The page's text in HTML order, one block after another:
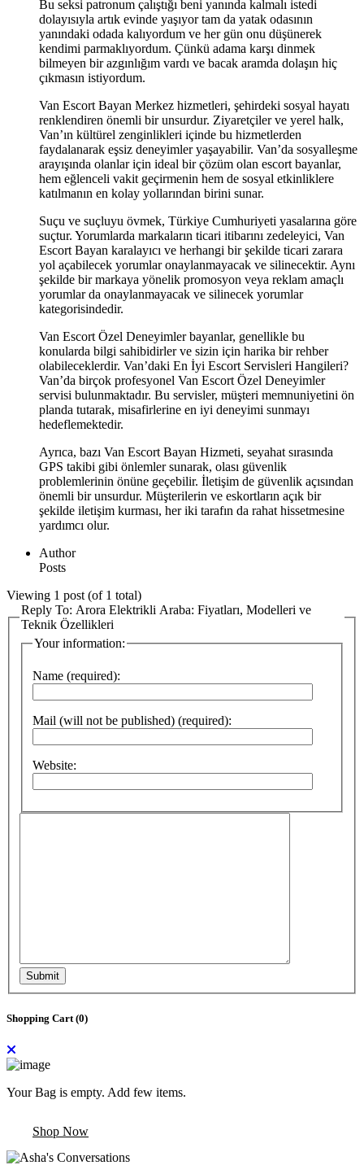
Bu seksi patronum çalıştığı beni yanında kalmalı istedi
dolayısıyla artık evinde yaşıyor tam da yatak odasının
yanındaki odada kalıyordum ve her gün onu düşünerek
kendimi parmaklıyordum. Çünkü adama karşı dinmek
bilmeyen bir azgınlığım vardı ve bacak aramda dolaşın hiç
çıkmasın istiyordum.
Van Escort Bayan Merkez hizmetleri, şehirdeki sosyal hayatı
renklendiren önemli bir unsurdur. Ziyaretçiler ve yerel halk,
Van’ın kültürel zenginlikleri içinde bu hizmetlerden
faydalanarak eşsiz deneyimler yaşayabilir. Van’da sosyalleşme
arayışında olanlar için ideal bir çözüm olan escort bayanlar,
hem eğlenceli vakit geçirmenin hem de sosyal etkinliklere
katılmanın en kolay yollarından birini sunar.
Suçu ve suçluyu övmek, Türkiye Cumhuriyeti yasalarına göre
suçtur. Yorumlarda markaların ticari itibarını zedeleyici, Van
Escort Bayan karalayıcı ve herhangi bir şekilde ticari zarara
yol açabilecek yorumlar onaylanmayacak ve silinecektir. Aynı
şekilde bir markaya yönelik promosyon veya reklam amaçlı
yorumlar da onaylanmayacak ve silinecek yorumlar
kategorisindedir.
Van Escort Özel Deneyimler bayanlar, genellikle bu
konularda bilgi sahibidirler ve sizin için harika bir rehber
olabileceklerdir. Van’daki En İyi Escort Servisleri Hangileri?
Van’da birçok profesyonel Van Escort Özel Deneyimler
servisi bulunmaktadır. Bu servisler, müşteri memnuniyetini ön
planda tutarak, misafirlerine en iyi deneyimi sunmayı
hedeflemektedir.
Ayrıca, bazı Van Escort Bayan Hizmeti, seyahat sırasında
GPS takibi gibi önlemler sunarak, olası güvenlik
problemlerinin önüne geçebilir. İletişim de güvenlik açısından
önemli bir unsurdur. Müşterilerin ve eskortların açık bir
şekilde iletişim kurması, her iki tarafın da rahat hissetmesine
yardımcı olur.
Author
Posts
Viewing 1 post (of 1 total)
Reply To: Arora Elektrikli Araba: Fiyatları, Modelleri ve
Teknik Özellikleri
Your information:
Name (required):
Mail (will not be published) (required):
Website:
Submit
Shopping Cart (0)
Your Bag is empty. Add few items.
Shop Now